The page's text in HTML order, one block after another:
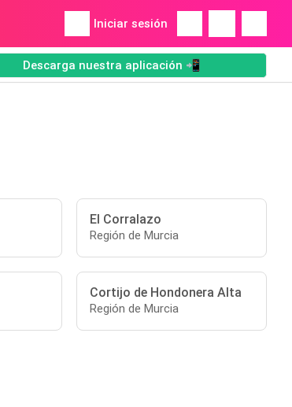
Iniciar sesión
Descarga nuestra aplicación 📲
El Corralazo
Región de Murcia
Cortijo de Hondonera Alta
Región de Murcia